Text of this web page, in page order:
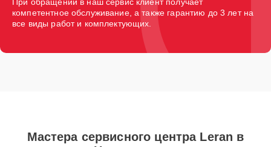
компетентное обслуживание, а также гарантию до 3 лет на
все виды работ и комплектующих.
Мастера сервисного центра Leran в